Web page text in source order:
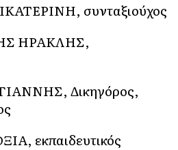
συνταξιούχος
ΗΡΑΚΛΗΣ,
Δικηγόρος,
εκπαιδευτικός